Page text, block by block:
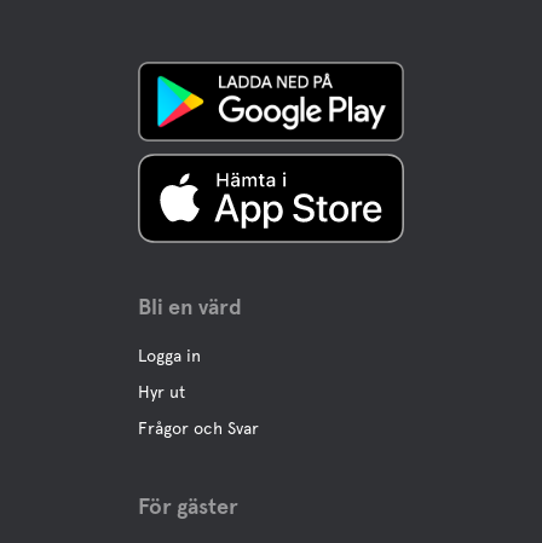
Bli en värd
Logga in
Hyr ut
Frågor och Svar
För gäster